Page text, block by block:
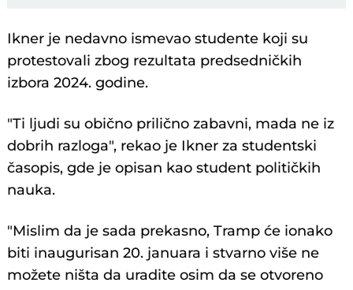
Ikner je nedavno ismevao studente koji su
protestovali zbog rezultata predsedničkih
izbora 2024. godine.
"Ti ljudi su obično prilično zabavni, mada ne iz
dobrih razloga", rekao je Ikner za studentski
časopis, gde je opisan kao student političkih
nauka.
"Mislim da je sada prekasno, Tramp će ionako
biti inaugurisan 20. januara i stvarno više ne
možete ništa da uradite osim da se otvoreno